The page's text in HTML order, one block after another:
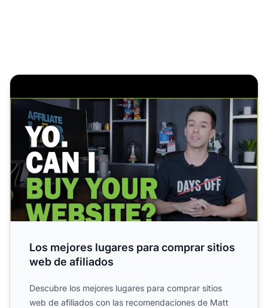
Los mejores lugares para comprar sitios web de afiliados
Los mejores lugares para comprar sitios
web de afiliados
Descubre los mejores lugares para comprar sitios
web de afiliados con las recomendaciones de Matt